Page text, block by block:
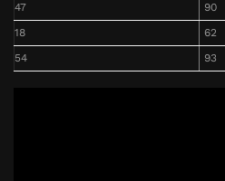
47
90
18
62
54
93